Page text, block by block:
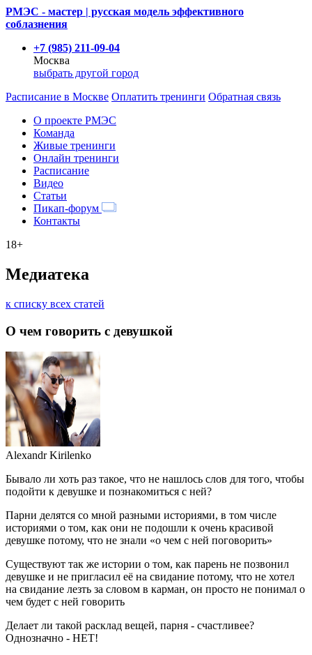
РМЭС - мастер | русская модель эффективного
соблазнения
+7 (985) 211-09-04
Москва
выбрать другой город
Расписание в Москве Оплатить тренинги Обратная связь
О проекте РМЭС
Команда
Живые тренинги
Онлайн тренинги
Расписание
Видео
Статьи
Пикап-форум
Контакты
18+
Медиатека
к списку всех статей
О чем говорить с девушкой
Alexandr Kirilenko
Бывало ли хоть раз такое, что не нашлось слов для того, чтобы
подойти к девушке и познакомиться с ней?
Парни делятся со мной разными историями, в том числе
историями о том, как они не подошли к очень красивой
девушке потому, что не знали «о чем с ней поговорить»
Существуют так же истории о том, как парень не позвонил
девушке и не пригласил её на свидание потому, что не хотел
на свидание лезть за словом в карман, он просто не понимал о
чем будет с ней говорить
Делает ли такой расклад вещей, парня - счастливее?
Однозначно - НЕТ!